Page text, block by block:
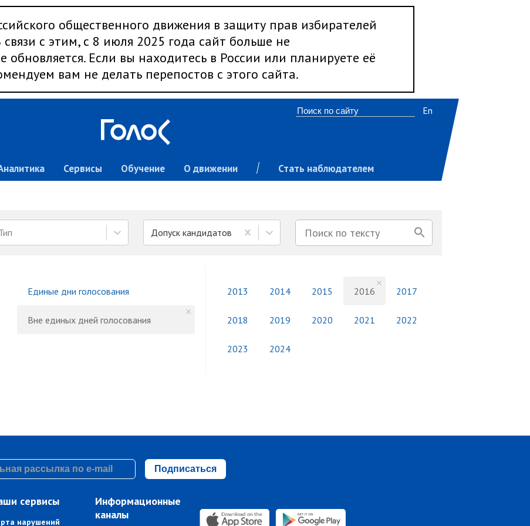
общественного движения в защиту прав избирателей
с этим, с 8 июля 2025 года сайт больше не
обновляется. Если вы находитесь в России или планируете её
вам не делать перепостов с этого сайта.
Сервисы Обучение О движении Стать наблюдателем
En
Допуск кандидатов
Единые дни голосования
Вне единых дней голосования
2013 2014 2015 2016 2017
2018 2019 2020 2021 2022
2023 2024
Подписаться
сервисы
нарушений
Информационные
каналы